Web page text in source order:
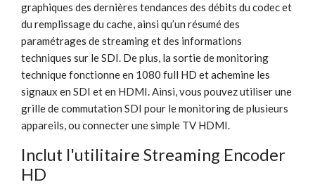
graphiques des dernières tendances des débits du codec et
du remplissage du cache, ainsi qu’un résumé des
paramétrages de streaming et des informations
techniques sur le SDI. De plus, la sortie de monitoring
technique fonctionne en 1080 full HD et achemine les
signaux en SDI et en HDMI. Ainsi, vous pouvez utiliser une
grille de commutation SDI pour le monitoring de plusieurs
appareils, ou connecter une simple TV HDMI.
Inclut l'utilitaire Streaming Encoder
HD